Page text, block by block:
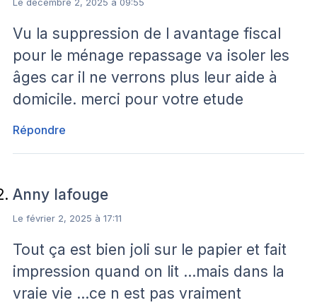
Vu la suppression de l avantage fiscal
pour le ménage repassage va isoler les
âges car il ne verrons plus leur aide à
domicile. merci pour votre etude
Répondre
Anny lafouge
Le février 2, 2025 à 17:11
Tout ça est bien joli sur le papier et fait
impression quand on lit …mais dans la
vraie vie …ce n est pas vraiment